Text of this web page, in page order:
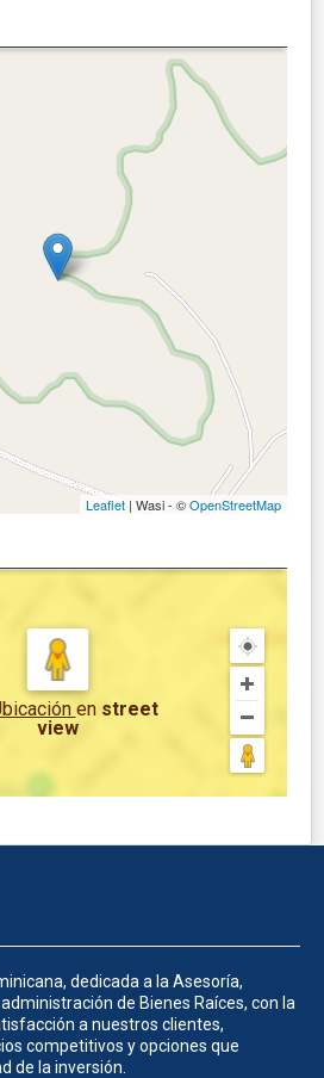
Leaflet | Wasi - ©OpenStreetMap
en street
view
dedicada a la Asesoría,
de Bienes Raíces, con la
a nuestros clientes,
competitivos y opciones que
de la inversión.